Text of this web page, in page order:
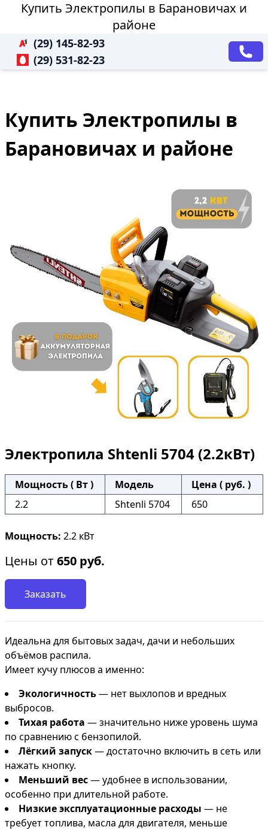
Купить Электропилы в Барановичах и
районе
(29) 145-82-93
(29) 531-82-23
Купить Электропилы в
Барановичах и районе
Электропила Shtenli 5704 (2.2кВт)
Мощность ( Вт ) Модель
Цена ( руб. )
2.2
Shtenli 5704 650
Мощность: 2.2 кВт
Цены от650 руб.
Заказать
Идеальна для бытовых задач, дачи и небольших
объёмов распила.
Имеет кучу плюсов а именно:
Экологичность— нет выхлопов и вредных
выбросов.
Тихая работа — значительно ниже уровень шума
по сравнению с бензопилой.
Лёгкий запуск— достаточно включить в сеть или
нажать кнопку.
Меньший вес— удобнее в использовании,
особенно при длительной работе.
Низкие эксплуатационные расходы — не
требует топлива, масла для двигателя, меньше